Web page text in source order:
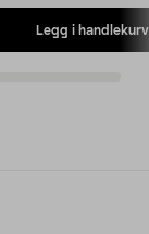
Legg i handlekurv